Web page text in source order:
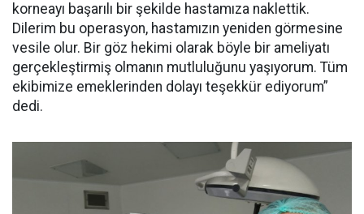
korneayı başarılı bir şekilde hastamıza naklettik.
Dilerim bu operasyon, hastamızın yeniden görmesine
vesile olur. Bir göz hekimi olarak böyle bir ameliyatı
gerçekleştirmiş olmanın mutluluğunu yaşıyorum. Tüm
ekibimize emeklerinden dolayı teşekkür ediyorum”
dedi.